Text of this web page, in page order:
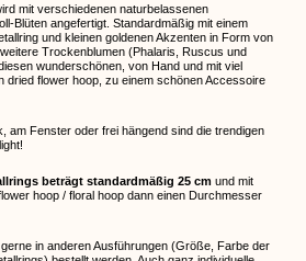
mit verschiedenen naturbelassenen
Blüten angefertigt. Standardmäßig mit einem
und kleinen goldenen Akzenten in Form von
Trockenblumen (Phalaris, Ruscus und
wunderschönen, von Hand und mit viel
dried flower hoop, zu einem schönen Accessoire
am Fenster oder frei hängend sind die trendigen
beträgt standardmäßig 25 cm und mit
hoop / floral hoop dann einen Durchmesser
in anderen Ausführungen (Größe, Farbe der